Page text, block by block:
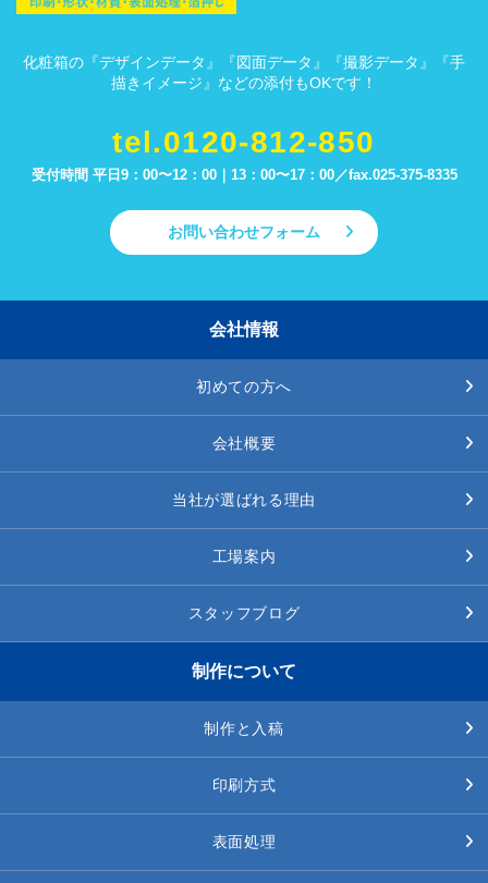
化粧箱の『デザインデータ』『図面データ』『撮影データ』『手
描きイメージ』などの添付もOKです！
tel.0120-812-850
受付時間 平日9：00〜12：00｜13：00〜17：00／fax.025-375-8335
お問い合わせフォーム
会社情報
初めての方へ
会社概要
当社が選ばれる理由
工場案内
スタッフブログ
制作について
制作と入稿
印刷方式
表面処理